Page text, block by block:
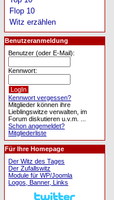
Flop 10
Witz erzählen
Benutzeranmeldung
Benutzer (oder E-Mail):
Kennwort:
Kennwort vergessen?
Mitglieder können ihre
Lieblingswitze verwalten, im
Forum diskutieren u.v.m. ...
Schon angemeldet?
Mitgliederliste
Für Ihre Homepage
Der Witz des Tages
Der Zufallswitz
Module für WP/Joomla
Logos, Banner, Links